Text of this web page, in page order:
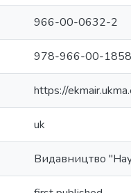
966-00-0632-2
978-966-00-
https://
uk
Видавництво